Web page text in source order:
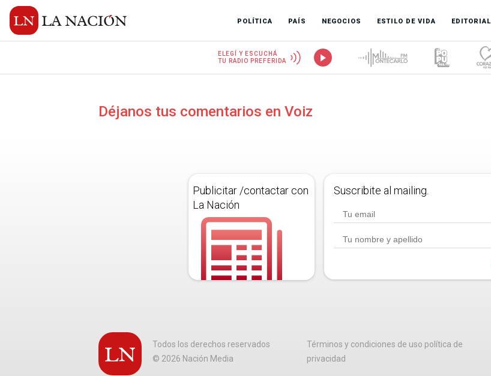
POLÍTICA PAÍS NEGOCIOS ESTILO DE VIDA EDITORIAL
ELEGÍ Y ESCUCHÁ
TU RADIO PREFERIDA
Déjanos tus comentarios en Voiz
Publicitar /contactar con
La Nación
Suscribite al mailing.
Todos los derechos reservados
© 2026 Nación Media
Términos y condiciones de uso política de
privacidad